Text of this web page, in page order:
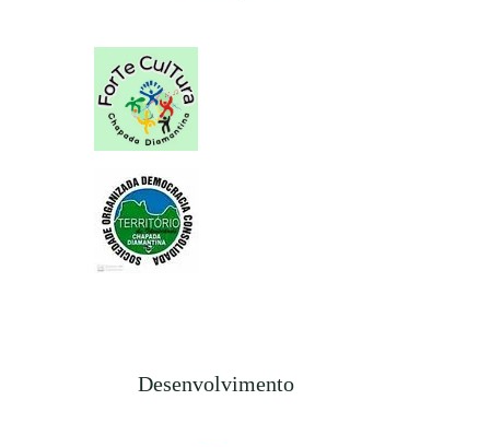
Desenvolvimento